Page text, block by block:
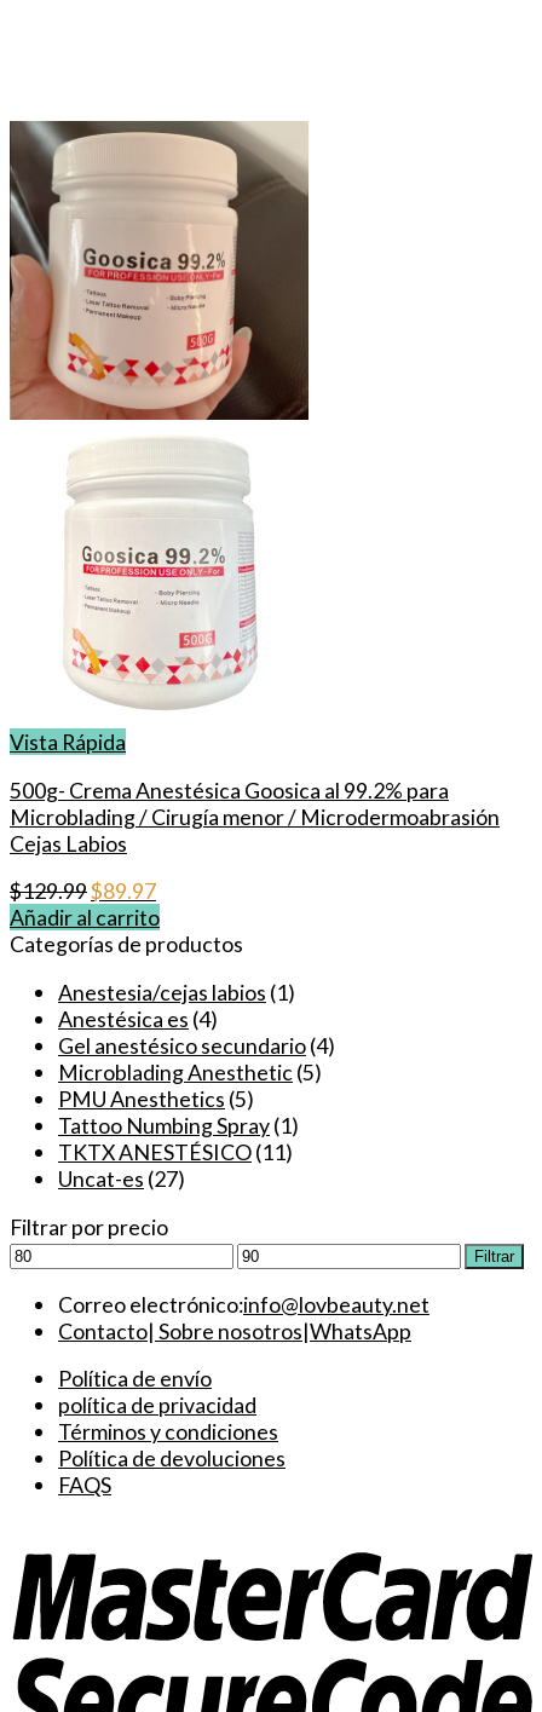
Vista Rápida
500g- Crema Anestésica Goosica al 99.2% para
Microblading / Cirugía menor / Microdermoabrasión
Cejas Labios
$129.99El
precio
original
$129.99.
$89.97El
precio
actual
$89.97.
Añadir al carrito
Categorías de productos
Anestesia/cejas labios (1)
Anestésica es (4)
Gel anestésico secundario(4)
Microblading Anesthetic(5)
PMU Anesthetics (5)
Tattoo Numbing Spray(1)
TKTX ANESTÉSICO(11)
Uncat-es (27)
Filtrar por precio
Precio
Precio
Filtrar
Correo electrónico:info@lovbeauty.net
Contacto| Sobre nosotros|WhatsApp
Política de envío
política de privacidad
Términos y condiciones
Política de devoluciones
FAQS